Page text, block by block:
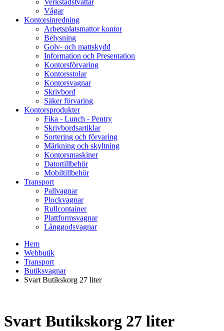
Verkstadstvättar
Vågar
Kontorsinredning
Arbetsplatsmattor kontor
Belysning
Golv- och mattskydd
Information och Presentation
Kontorsförvaring
Kontorsstolar
Kontorsvagnar
Skrivbord
Säker förvaring
Kontorsprodukter
Fika - Lunch - Pentry
Skrivbordsartiklar
Sortering och förvaring
Märkning och skyltning
Kontorsmaskiner
Datortillbehör
Mobiltillbehör
Transport
Pallvagnar
Plockvagnar
Rullcontainer
Plattformsvagnar
Långgodsvagnar
Hem
Webbutik
Transport
Butiksvagnar
Svart Butikskorg 27 liter
Svart Butikskorg 27 liter